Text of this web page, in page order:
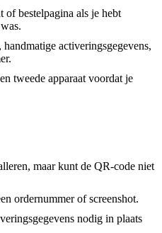
of bestelpagina als je hebt
activeringsgegevens,
tweede apparaat voordat je
maar kunt de QR-code niet
ordernummer of screenshot.
nodig in plaats